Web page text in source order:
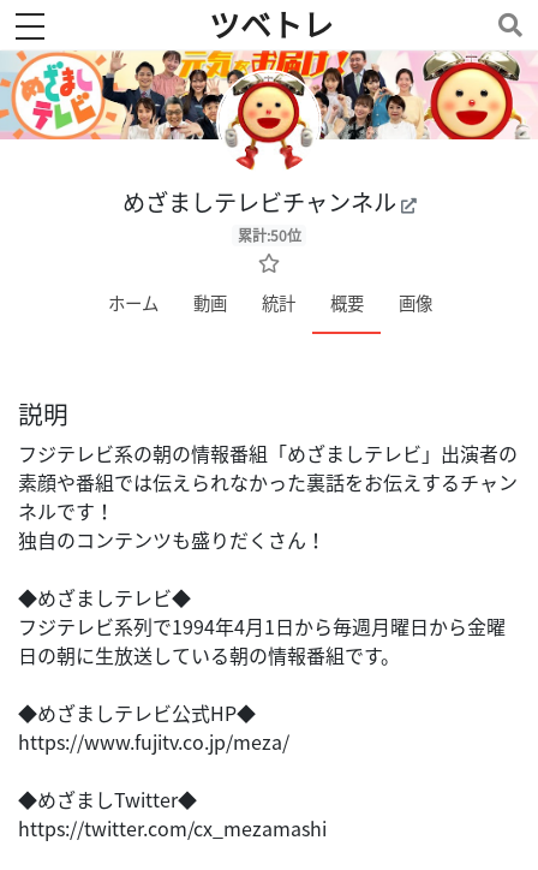
toggle navigation ツベトレ
めざましテレビチャンネル
累計:50位
ホーム 動画 統計 概要 画像
説明
フジテレビ系の朝の情報番組「めざましテレビ」出演者の
素顔や番組では伝えられなかった裏話をお伝えするチャン
ネルです！
独自のコンテンツも盛りだくさん！
◆めざましテレビ◆
フジテレビ系列で1994年4月1日から毎週月曜日から金曜
日の朝に生放送している朝の情報番組です。
◆めざましテレビ公式HP◆
https://www.fujitv.co.jp/meza/
◆めざましTwitter◆
https://twitter.com/cx_mezamashi